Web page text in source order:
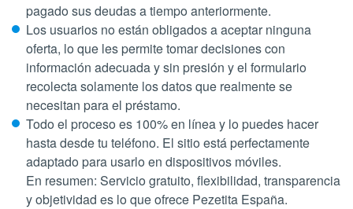
pagado sus deudas a tiempo anteriormente.
Los usuarios no están obligados a aceptar ninguna
oferta, lo que les permite tomar decisiones con
información adecuada y sin presión y el formulario
recolecta solamente los datos que realmente se
necesitan para el préstamo.
Todo el proceso es 100% en línea y lo puedes hacer
hasta desde tu teléfono. El sitio está perfectamente
adaptado para usarlo en dispositivos móviles.
En resumen: Servicio gratuito, flexibilidad, transparencia
y objetividad es lo que ofrece Pezetita España.